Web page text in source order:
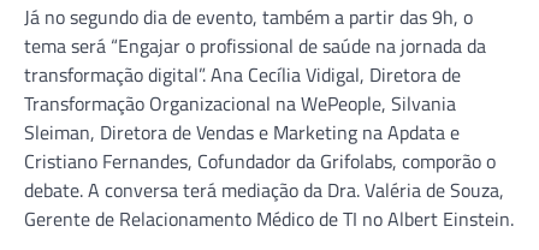
Já no segundo dia de evento, também a partir das 9h, o
tema será “Engajar o profissional de saúde na jornada da
transformação digital”. Ana Cecília Vidigal, Diretora de
Transformação Organizacional na WePeople, Silvania
Sleiman, Diretora de Vendas e Marketing na Apdata e
Cristiano Fernandes, Cofundador da Grifolabs, comporão o
debate. A conversa terá mediação da Dra. Valéria de Souza,
Gerente de Relacionamento Médico de TI no Albert Einstein.